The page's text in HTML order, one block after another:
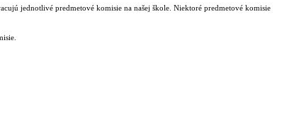
jednotlivé predmetové komisie na našej škole. Niektoré predmetové komisie